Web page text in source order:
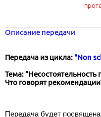
Описание передачи
Передача из цикла: "Non
Тема: "Несостоятельность
Что говорят
Передача будет